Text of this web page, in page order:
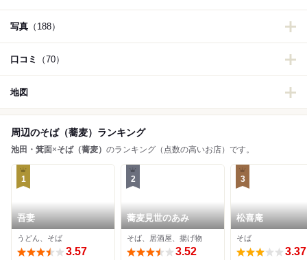
写真 （188）
口コミ （70）
地図
周辺のそば（蕎麦）ランキング
池田・箕面×そば（蕎麦） のランキング（点数の高いお店）です。
1
吾妻
うどん、そば
3.57
2
蕎麦見世のあみ
そば、居酒屋、揚げ物
3.52
3
松喜庵
そば
3.37